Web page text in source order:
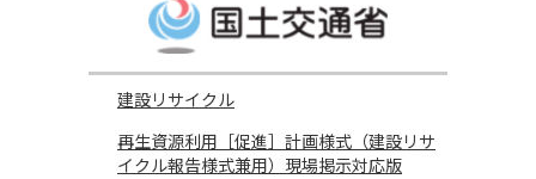
建設リサイクル
再生資源利用［促進］計画様式（建設リサ
イクル報告様式兼用）現場掲示対応版